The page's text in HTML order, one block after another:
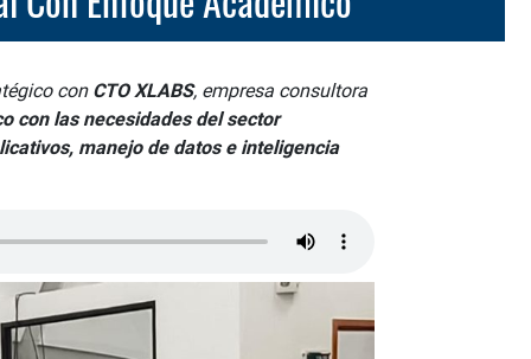
con CTO XLABS, empresa consultora
con las necesidades del sector
manejo de datos e inteligencia